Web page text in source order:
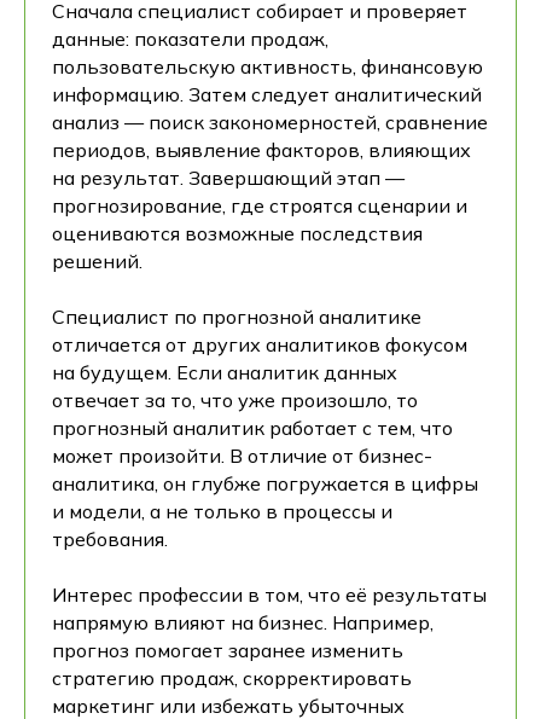
Сначала специалист собирает и проверяет
данные: показатели продаж,
пользовательскую активность, финансовую
информацию. Затем следует аналитический
анализ — поиск закономерностей, сравнение
периодов, выявление факторов, влияющих
на результат. Завершающий этап —
прогнозирование, где строятся сценарии и
оцениваются возможные последствия
решений.
Специалист по прогнозной аналитике
отличается от других аналитиков фокусом
на будущем. Если аналитик данных
отвечает за то, что уже произошло, то
прогнозный аналитик работает с тем, что
может произойти. В отличие от бизнес-
аналитика, он глубже погружается в цифры
и модели, а не только в процессы и
требования.
Интерес профессии в том, что её результаты
напрямую влияют на бизнес. Например,
прогноз помогает заранее изменить
стратегию продаж, скорректировать
маркетинг или избежать убыточных